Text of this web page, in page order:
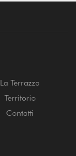
La Terrazza
Territorio
Contatti